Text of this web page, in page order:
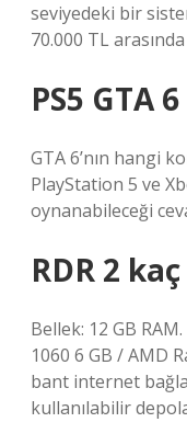
seviyedeki bir
70.000 TL
PS5 GTA
GTA 6’nın hangi
PlayStation 5 ve
oynanabileceği
RDR 2
Bellek: 12 GB
1060 6 GB / AMD
bant internet
kullanılabilir